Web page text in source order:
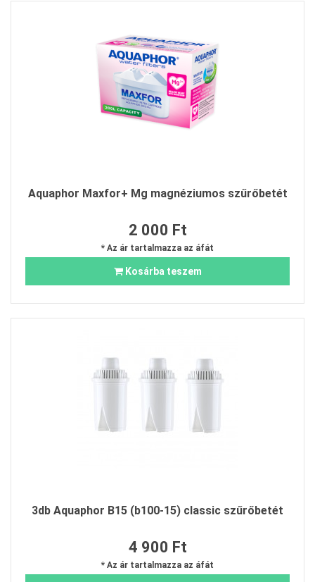
Aquaphor Maxfor+ Mg magnéziumos szűrőbetét
2 000 Ft
* Az ár tartalmazza az áfát
Kosárba teszem
3db Aquaphor B15 (b100-15) classic szűrőbetét
4 900 Ft
* Az ár tartalmazza az áfát